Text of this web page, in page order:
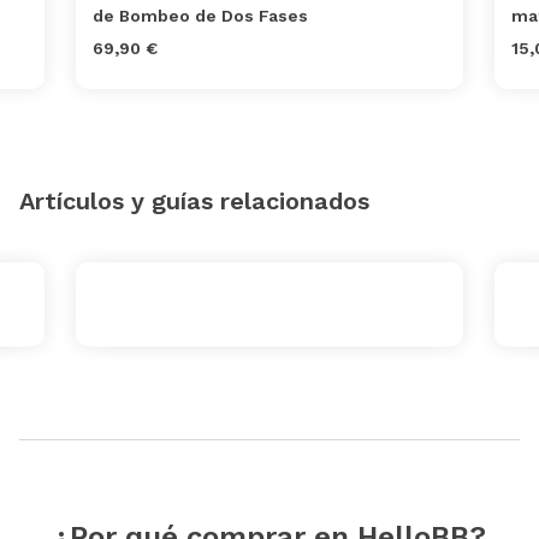
de Bombeo de Dos Fases
69,90 €
Artículos y guías relacionados